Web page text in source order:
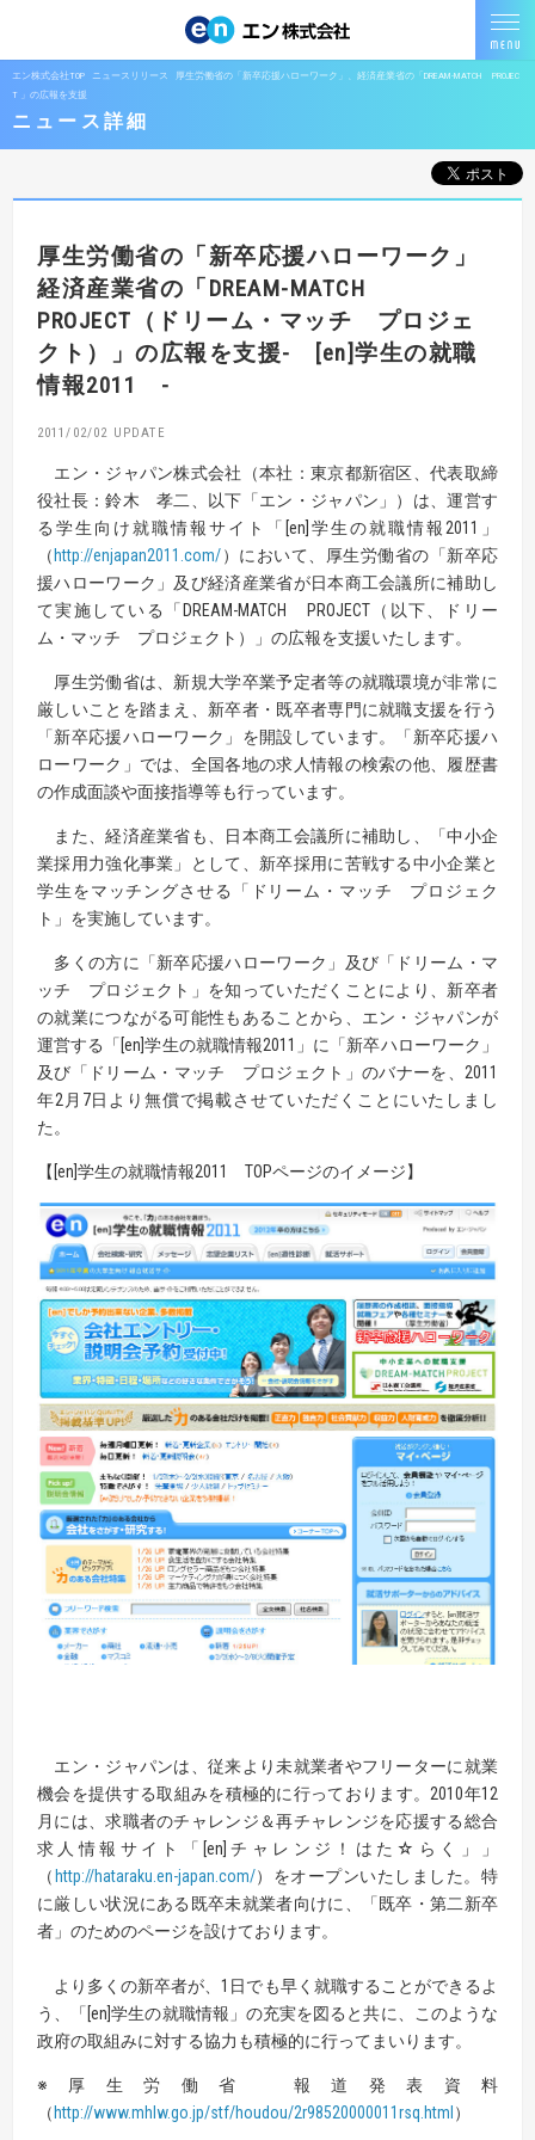
エン株式会社TOP ニュースリリース
厚生労働省の「新卒応援ハローワーク」、経済産業省の「DREAM-MATCH PROJEC
T 」の広報を支援
ニュース詳細
厚生労働省の「新卒応援ハローワーク」
経済産業省の「DREAM-MATCH
PROJECT （ドリーム・マッチ プロジェ
クト）」の広報を支援- [en]学生の就職
情報2011 -
2011/02/02
エン・ジャパン株式会社（本社：東京都新宿区、代表取締
役社長：鈴木 孝二、以下「エン・ジャパン」）は、運営す
る学生向け就職情報サイト「[en]学生の就職情報2011」
（http://enjapan2011.com/）において、厚生労働省の「新卒応
援ハローワーク」及び経済産業省が日本商工会議所に補助し
て実施している「DREAM-MATCH PROJECT（以下、ドリー
ム・マッチ プロジェクト）」の広報を支援いたします。
厚生労働省は、新規大学卒業予定者等の就職環境が非常に
厳しいことを踏まえ、新卒者・既卒者専門に就職支援を行う
「新卒応援ハローワーク」を開設しています。「新卒応援ハ
ローワーク」では、全国各地の求人情報の検索の他、履歴書
の作成面談や面接指導等も行っています。
また、経済産業省も、日本商工会議所に補助し、「中小企
業採用力強化事業」として、新卒採用に苦戦する中小企業と
学生をマッチングさせる「ドリーム・マッチ プロジェク
ト」を実施しています。
多くの方に「新卒応援ハローワーク」及び「ドリーム・マ
ッチ プロジェクト」を知っていただくことにより、新卒者
の就業につながる可能性もあることから、エン・ジャパンが
運営する「[en]学生の就職情報2011」に「新卒ハローワーク」
及び「ドリーム・マッチ プロジェクト」のバナーを、2011
年2月7日より無償で掲載させていただくことにいたしまし
た。
【[en]学生の就職情報2011 TOPページのイメージ】
エン・ジャパンは、従来より未就業者やフリーターに就業
機会を提供する取組みを積極的に行っております。2010年12
月には、求職者のチャレンジ＆再チャレンジを応援する総合
求人情報サイト「[en]チャレンジ！はた☆らく」」
（ http://hataraku.en-japan.com/）をオープンいたしました。特
に厳しい状況にある既卒未就業者向けに、「既卒・第二新卒
者」のためのページを設けております。
より多くの新卒者が、1日でも早く就職することができるよ
う、「[en]学生の就職情報」の充実を図ると共に、このような
政府の取組みに対する協力も積極的に行ってまいります。
※厚生労働省 報道発表資料
（ http://www.mhlw.go.jp/stf/houdou/2r98520000011rsq.html ）